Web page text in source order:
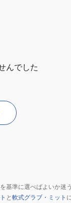
んでした
基準に選べばよいか迷
と 軟式グラブ・ミット